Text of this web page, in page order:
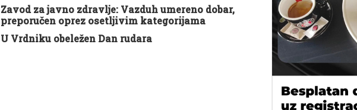
Zavod za javno zdravlje: Vazduh umereno dobar,
preporučen oprez osetljivim kategorijama
U Vrdniku obeležen Dan rudara